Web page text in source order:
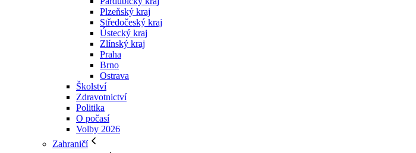
Plzeňský kraj
Středočeský kraj
Ústecký kraj
Zlínský kraj
Praha
Brno
Ostrava
Školství
Zdravotnictví
Politika
O počasí
Volby 2026
Zahraničí